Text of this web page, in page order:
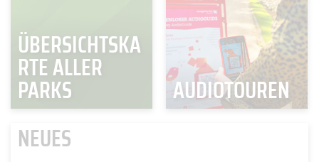
ÜBERSICHTSKA
RTE ALLER
PARKS
AUDIOTOUREN
NEUES